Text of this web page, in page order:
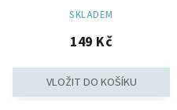
SKLADEM
149 Kč